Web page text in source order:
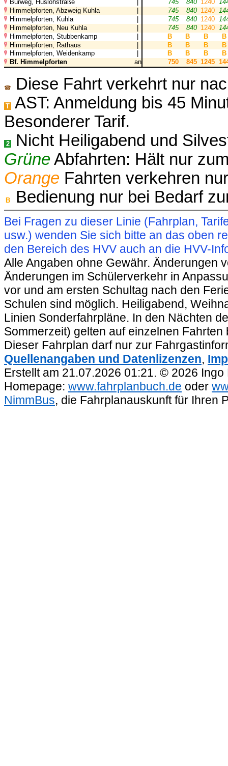
Burweg, Hüslohstraße
745 840 1240
Himmelpforten, Abzweig Kuhla
745 840 1240
Himmelpforten, Kuhla
745 840 1240
Himmelpforten, Neu Kuhla
| 745 840 1240
Himmelpforten, Stubbenkamp
| B B B
B
Himmelpforten, Rathaus
| B B B
B
Himmelpforten, Weidenkamp
B B B
B
Bf. Himmelpforten
an 750 845 1245
☎ Diese Fahrt verkehrt nur
T
AST: Anmeldung bis 45
Besonderer Tarif.
2
Nicht Heiligabend und
GrüneAbfahrten: Hält nur
Orange Fahrten verkehren
B Bedienung nur bei Bedarf
Bei Fragen zu dieser Linie (Fahrplan,
usw.) wenden Sie sich bitte an das oben
den Bereich des HVV auch an die HVV-
Alle Angaben ohne Gewähr. Änderungen
Änderungen im Schülerverkehr in
vor und am ersten Schultag nach den
Schulen sind möglich. Heiligabend,
Linien Sonderfahrpläne. In den Nächten
Sommerzeit) gelten auf einzelnen
Dieser Fahrplan darf nur zur
Quellenangaben und Datenlizenzen,
Erstellt am 21.07.2026 01:21. © 2026
Homepage: www.fahrplanbuch.de oder
NimmBus, die Fahrplanauskunft für Ihren